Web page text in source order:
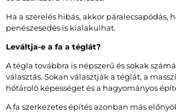
Ha a szerelés hibás, akkor páralecsapódás,
penészesedés is kialakulhat.
Leváltja-e a fa a téglát?
A tégla továbbra is népszerű és sokak
választás. Sokan választják a téglát, a
hőtároló képességet és a hagyományos
A fa szerkezetes építés azonban más